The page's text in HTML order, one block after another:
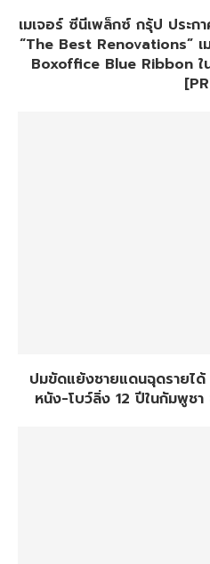
เมเจอร์ ซีนีเพล็กซ์ กรุ้ป ประก
“The Best Renovations” เ
Boxoffice Blue Ribbon
ปมขัดแย้งชายแดนฉุดรายไ
หนัง-โบว์ลิ่ง 12 ปีในกัมพูชา